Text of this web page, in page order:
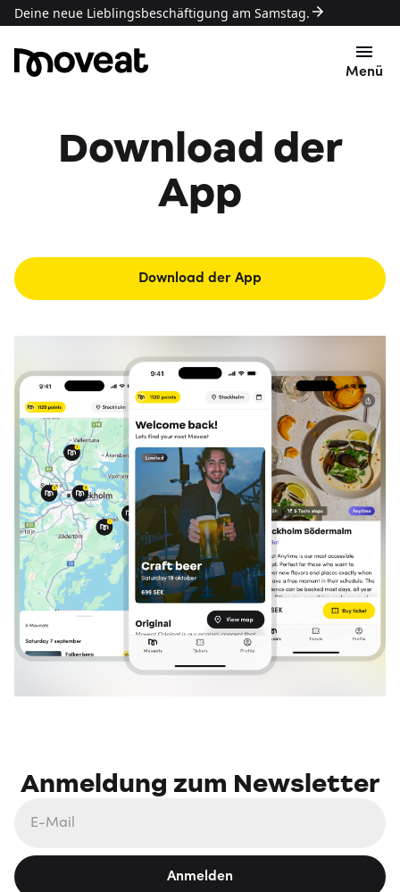
Deine neue Lieblingsbeschäftigung am Samstag.
Menü
Download der
App
Download der App
Anmeldung zum Newsletter
Anmelden